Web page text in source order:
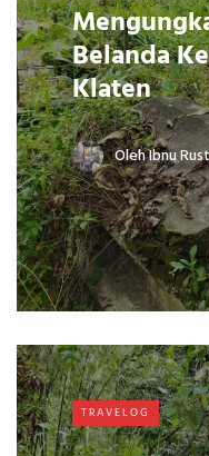
Belanda
Klaten
OlehIbnu
TRAVELOG